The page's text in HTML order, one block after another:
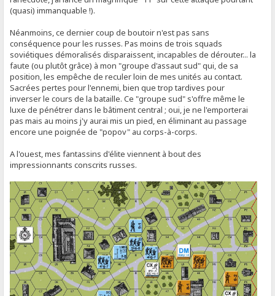
(quasi) immanquable !).
Néanmoins, ce dernier coup de boutoir n'est pas sans
conséquence pour les russes. Pas moins de trois squads
soviétiques démoralisés disparaissent, incapables de dérouter... la
faute (ou plutôt grâce) à mon "groupe d'assaut sud" qui, de sa
position, les empêche de reculer loin de mes unités au contact.
Sacrées pertes pour l'ennemi, bien que trop tardives pour
inverser le cours de la bataille. Ce "groupe sud" s'offre même le
luxe de pénétrer dans le bâtiment central ; oui, je ne l'emporterai
pas mais au moins j'y aurai mis un pied, en éliminant au passage
encore une poignée de "popov" au corps-à-corps.
A l'ouest, mes fantassins d'élite viennent à bout des
impressionnants conscrits russes.